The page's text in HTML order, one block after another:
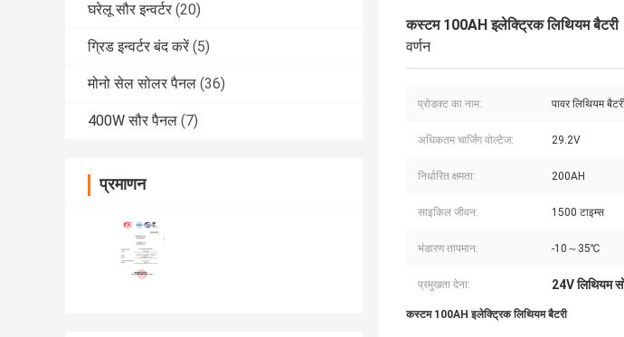
घरेलू सौर इन्वर्टर (20)
ग्रिड इन्वर्टर बंद करें (5)
मोनो सेल सोलर पैनल (36)
400W सौर पैनल (7)
प्रमाणन
कस्टम 100AH ​​इलेक्ट्रिक लिथियम बैटरी
वर्णन
प्रोडक्ट का नाम: पावर लिथियम
अधिकतम चार्जिंग वोल्टेज: 29.2V
निर्धारित क्षमता: 200AH
साइकिल जीवन: 1500 टाइम्स
भंडारण तापमान: -10～35℃
प्रमुखता देना: 24V लिथियम
कस्टम 100AH ​​इलेक्ट्रिक लिथियम बैटरी